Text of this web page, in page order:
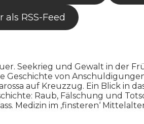
RSS-Feed
Seekrieg und Gewalt in der
Geschichte von
auf Kreuzzug. Ein Blick in
Raub, Fälschung und
Medizin im ‚finsteren‘